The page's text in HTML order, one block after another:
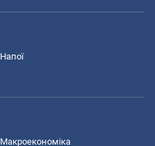
Напої
Макроекономіка